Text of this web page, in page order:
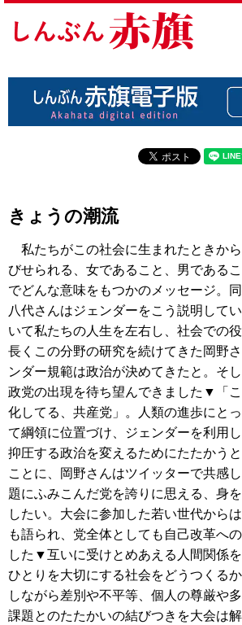
きょうの潮流
私たちがこの社会に生まれたときか
びせられる、女であること、男である
でどんな意味をもつかのメッセージ。
八代さんはジェンダーをこう説明して
いて私たちの人生を左右し、社会での役
長くこの分野の研究を続けてきた岡野
ンダー規範は政治が決めてきたと。そ
政党の出現を待ち望んできました▼「
化してる、共産党」。人類の進歩にと
て綱領に位置づけ、ジェンダーを利用
抑圧する政治を変えるためにたたかう
ことに、岡野さんはツイッターで共感
題にふみこんだ党を誇りに思える、身
したい。大会に参加した若い世代から
も語られ、党全体としても自己改革へ
した▼互いに受けとめあえる人間関係
ひとりを大切にする社会をどうつくる
しながら差別や不平等、個人の尊厳や
課題とのたたかいの結びつきを大会は